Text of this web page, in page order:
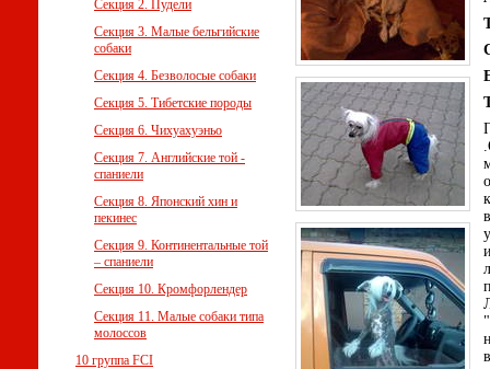
Секция 2. Пудели
Секция 3. Малые бельгийские
собаки
Секция 4. Безволосые собаки
Секция 5. Тибетские породы
Секция 6. Чихуахуэньо
Секция 7. Английские той -
спаниели
Секция 8. Японский хин и
пекинес
Секция 9. Континентальные той
– спаниели
Секция 10. Кромфорлендер
Секция 11. Малые собаки типа
молоссов
10 группа FCI